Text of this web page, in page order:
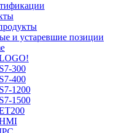
и устаревшие позиции
300
400
1200
1500